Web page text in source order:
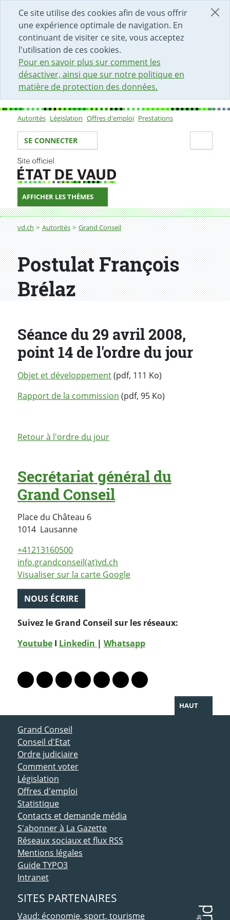
Ce site utilise des cookies afin de vous offrir
une expérience optimale de navigation. En
continuant de visiter ce site, vous acceptez
l'utilisation de ces cookies.
Pour en savoir plus sur comment les
désactiver, ainsi que sur notre politique en
matière de protection des données.
DÉBUT DU CONTENU DE LA PAGE
ACCÈS AU CHAMP DE RECHERCHE
PAGE D'ACCUEIL
FORMULAIRE DE CONTACT
Sous-navigation
Autorités Législation Offres d'emploi Prestations
Votre identité
SE CONNECTER
AFFICHER LES THÈMES
Fil d'Ariane
vd.ch Autorités Grand Conseil
Postulat François
Brélaz
Séance du 29 avril 2008,
point 14 de l'ordre du jour
Objet et développement(pdf, 111 Ko)
Rapport de la commission (pdf, 95 Ko)
Retour à l'ordre du jour
Secrétariat général du
Grand Conseil
Place du Château 6
1014 LausanneSuisse
+41213160500
info.grandconseil(at)vd.ch
Visualiser sur la carte Google
NOUS ÉCRIRE
Suivez le Grand Conseil sur les réseaux:
Youtube I Linkedin | Whatsapp
Lien vers le profil Mastodon
Lien vers le profil Bluesky
Lien vers le profil Instagram
Lien vers le profil Linkedin
Lien vers le profil Facebook
Lien vers le profil Twitter
Partager par WhatsApp
HAUT
ACCÈS DIRECT
Grand Conseil
Conseil d'Etat
Ordre judiciaire
Comment voter
Législation
Offres d'emploi
Statistique
Contacts et demande média
S'abonner à La Gazette
Réseaux sociaux et flux RSS
Mentions légales
Guide TYPO3
Intranet
SITES PARTENAIRES
Vaud: économie, sport, tourisme